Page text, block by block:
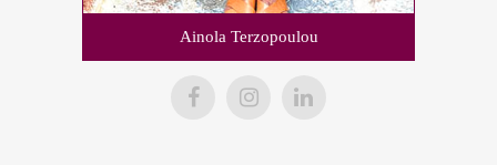
Ainola Terzopoulou